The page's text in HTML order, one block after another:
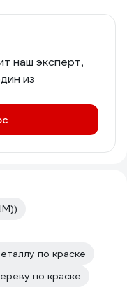
наш эксперт,
из
по краске
по краске